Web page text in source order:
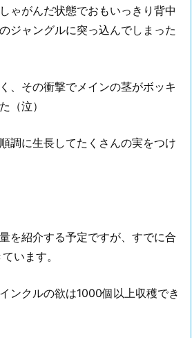
ゃがんだ状態でおもいっきり背中
ジャングルに突っ込んでしまった
、その衝撃でメインの茎がボッキ
（泣）
調に生長してたくさんの実をつけ
を紹介する予定ですが、すでに合
います。
ンクルの欲は1000個以上収穫でき